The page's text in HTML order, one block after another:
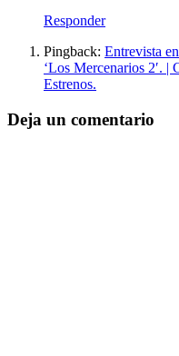
Responder
Pingback: Entrevista
‘Los Mercenarios 2′.
Estrenos.
Deja un comentario